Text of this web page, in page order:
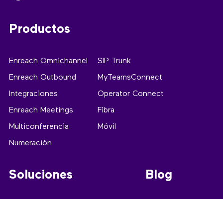
Productos
Enreach Omnichannel
Enreach Outbound
Integraciones
Enreach Meetings
Multiconferencia
Numeración
SIP Trunk
MyTeamsConnect
Operator Connect
Fibra
Móvil
Soluciones Blog